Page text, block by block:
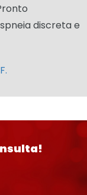
discreta e